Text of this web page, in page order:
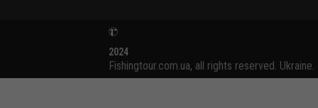
2024
Fishingtour.com.ua, all rights reserved. Ukraine.